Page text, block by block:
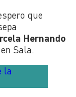
que
Hernando
Sala.
la